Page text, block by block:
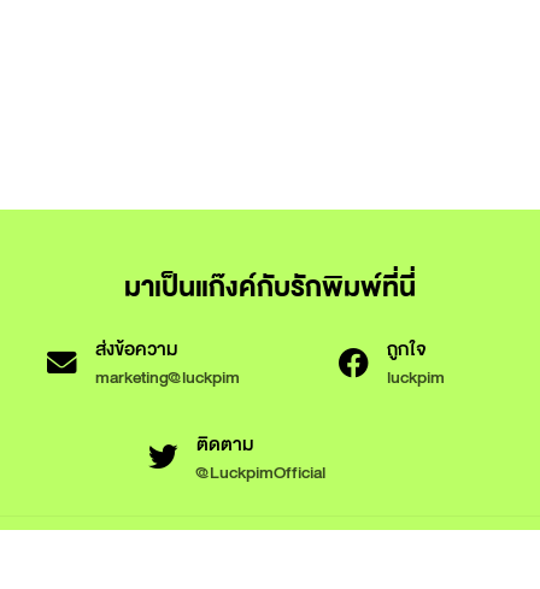
มาเป็นแก๊งค์กับรักพิมพ์ที่นี่
ส่งข้อความ
marketing@luckpim
ถูกใจ
luckpim
ติดตาม
@LuckpimOfficial